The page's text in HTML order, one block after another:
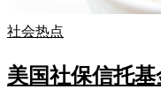
社会热点
美国社保信托基